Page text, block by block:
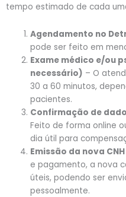
tempo estimado de cada
Agendamento no
pode ser feito em
Exame médico e/ou
necessário) – O
30 a 60 minutos,
pacientes.
Confirmação de
Feito de forma online
dia útil para
Emissão da nova CNH
e pagamento, a nova
úteis, podendo ser
pessoalmente.